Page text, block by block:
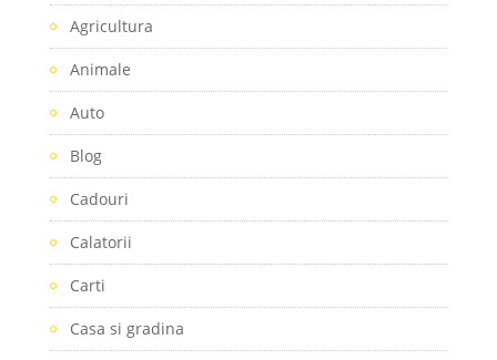
Agricultura
Animale
Auto
Blog
Cadouri
Calatorii
Carti
Casa si gradina